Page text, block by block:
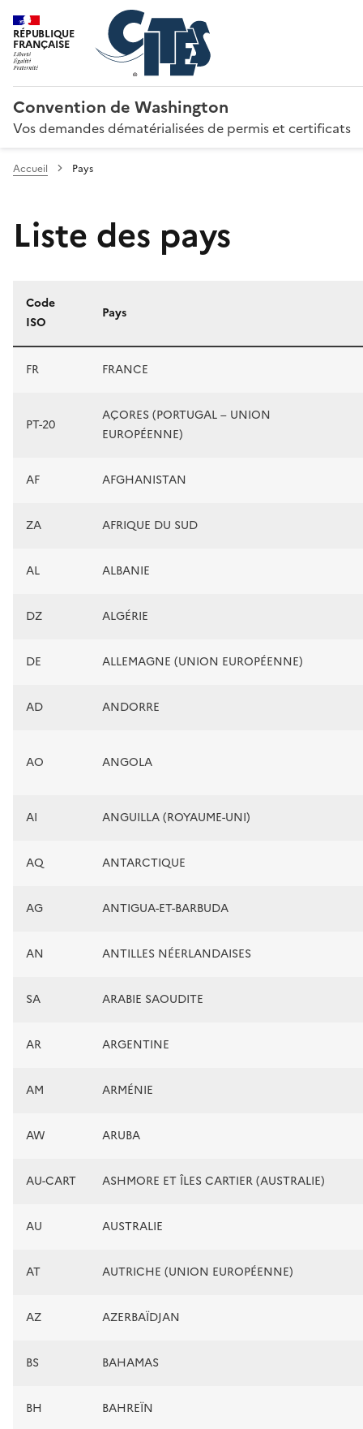
RÉPUBLIQUE
FRANÇAISE
Convention de Washington
Vos demandes dématérialisées de permis et certificats
Accueil Pays
Liste des pays
Liste des pays
Code
ISO
Pays
FR FRANCE
PT-20
AÇORES (PORTUGAL – UNION
EUROPÉENNE)
AF AFGHANISTAN
ZA AFRIQUE DU SUD
AL ALBANIE
DZ ALGÉRIE
DE ALLEMAGNE (UNION EUROPÉENNE)
AD ANDORRE
AO ANGOLA
AI ANGUILLA (ROYAUME-UNI)
AQ ANTARCTIQUE
AG ANTIGUA-ET-BARBUDA
AN ANTILLES NÉERLANDAISES
SA ARABIE SAOUDITE
AR ARGENTINE
AM ARMÉNIE
AW ARUBA
AU-CART ASHMORE ET ÎLES CARTIER (AUSTRALIE)
AU AUSTRALIE
AT AUTRICHE (UNION EUROPÉENNE)
AZ AZERBAÏDJAN
BS BAHAMAS
BH BAHREÏN